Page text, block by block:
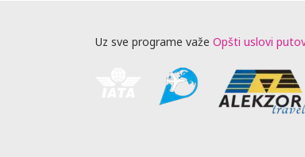
Uz sve programe važe Opšti uslovi